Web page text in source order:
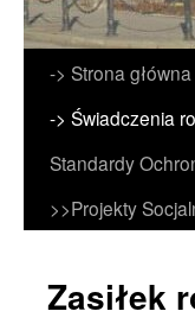
Przejdź
do
treści
-> Strona
-> Świadczenia
Standardy
>>Projekty
Zasiłek